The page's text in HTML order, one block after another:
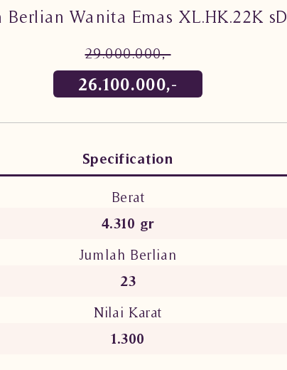
Berlian Wanita Emas XL.HK.22K
29.000.000,-
26.100.000,-
Specification
Berat
4.310 gr
Jumlah Berlian
23
Nilai Karat
1.300